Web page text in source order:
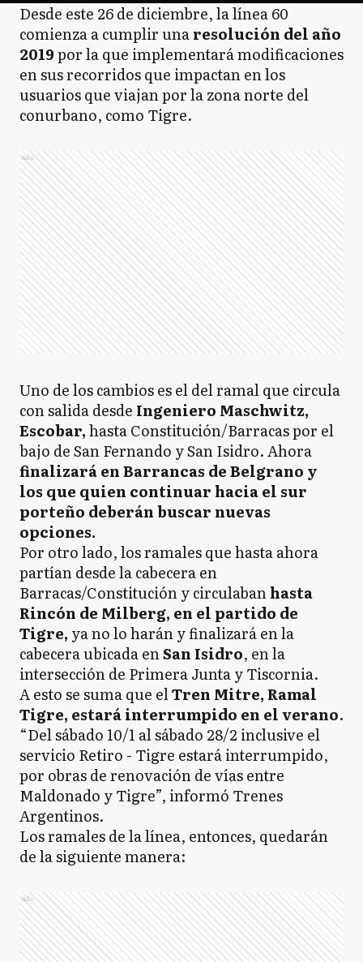
Desde este 26 de diciembre, la línea 60
comienza a cumplir unaresolución del año
2019por la que implementará modificaciones
en sus recorridos que impactan en los
usuarios que viajan por la zona norte del
conurbano, como Tigre.
Ads
Uno de los cambios es el del ramal que circula
con salida desde Ingeniero Maschwitz,
Escobar,hasta Constitución/Barracas por el
bajo de San Fernando y San Isidro. Ahora
finalizará en Barrancas de Belgrano y
los que quien continuar hacia el sur
porteño deberán buscar nuevas
opciones.
Por otro lado, los ramales que hasta ahora
partían desde la cabecera en
Barracas/Constitución y circulabanhasta
Rincón de Milberg, en el partido de
Tigre, ya no lo harán y finalizará en la
cabecera ubicada enSan Isidro, en la
intersección de Primera Junta y Tiscornia.
A esto se suma que elTren Mitre, Ramal
Tigre, estará interrumpido en el verano.
“Del sábado 10/1 al sábado 28/2 inclusive el
servicio Retiro - Tigre estará interrumpido,
por obras de renovación de vías entre
Maldonado y Tigre”, informó Trenes
Argentinos.
Los ramales de la línea, entonces, quedarán
de la siguiente manera:
Ads